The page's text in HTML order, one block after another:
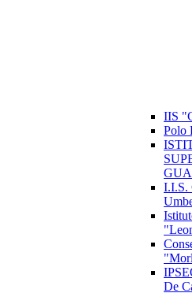
IIS
Polo
I.I.S.
De